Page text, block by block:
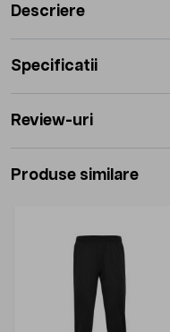
Descriere
Specificatii
Review-uri
Produse similare